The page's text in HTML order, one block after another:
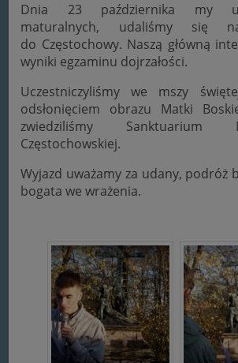
Dnia 23 października my
maturalnych, udaliśmy się
do Częstochowy. Naszą główną
wyniki egzaminu dojrzałości.
Uczestniczyliśmy we mszy
odsłonięciem obrazu Matki
zwiedziliśmy Sanktuarium
Częstochowskiej.
Wyjazd uważamy za udany, podróż
bogata we wrażenia.